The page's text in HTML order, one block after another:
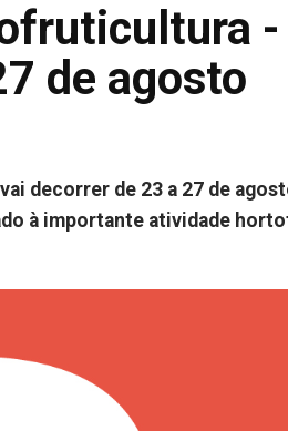
de agosto
decorrer de 23 a 27 de
à importante atividade